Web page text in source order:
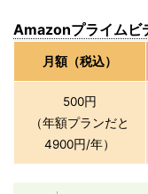
Amazonプライムビ
月額（税込）
500円
（年額プランだと
4900円/年）